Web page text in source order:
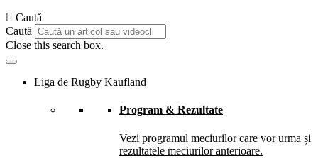
Caută
Caută
Close this search box.
Liga de Rugby Kaufland
Program & Rezultate
Vezi programul meciurilor care vor urma și
rezultatele meciurilor anterioare.